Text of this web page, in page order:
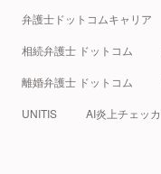
弁護士ドットコムキャリア
相続弁護士 ドットコム
離婚弁護士 ドットコム
UNITIS AI炎上チェッ